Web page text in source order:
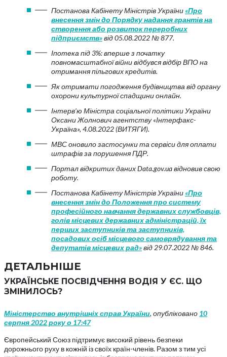
Постанова Кабінету Міністрів України «Про
внесення змін до Порядку надання грантів на
створення або розвиток переробних
підприємств»від 05.08.2022 № 877.
Іпотека під 3%: вперше з початку
повномасштабної війни відбувся відбір ВПО на
отримання пільгових кредитів.
Як отримати погодження будівництва від органу
охорони культурної спадщини онлайн.
Інтерв’ю Міністра соціальної політики України
Оксани Жолнович агентству «Інтерфакс-
Україна», 4.08.2022 (ВИТЯГИ).
МВС оновило застосунки та сервіси для оплати
штрафів за порушення ПДР.
Портал відкритих даних Data.gov.ua відновив свою
роботу.
Постанова Кабінету Міністрів України «Про
внесення змін до Положення про систему
професійного навчання державних службовців,
голів місцевих державних адміністрацій, їх
перших заступників та заступників,
посадових осіб місцевого самоврядування та
депутатів місцевих рад»від 29.07.2022 № 846.
ДЕТАЛЬНІШЕ
УКРАЇНСЬКЕ ПОСВІДЧЕННЯ ВОДІЯ У ЄС. ЩО
ЗМІНИЛОСЬ?
Міністерство внутрішніх справ України, опубліковано 10
серпня 2022 року о 17:47
Європейський Союз підтримує високий рівень безпеки
дорожнього руху в кожній із своїх країн-членів. Разом з тим усі